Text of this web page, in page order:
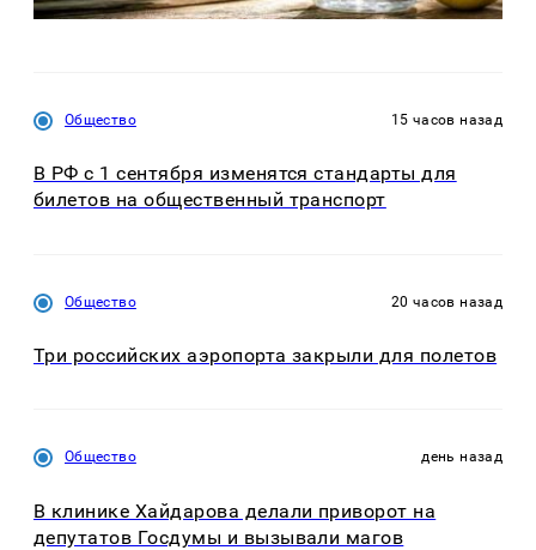
Общество 15 часов назад
В РФ с 1 сентября изменятся стандарты для
билетов на общественный транспорт
Общество 20 часов назад
Три российских аэропорта закрыли для полетов
Общество день назад
В клинике Хайдарова делали приворот на
депутатов Госдумы и вызывали магов